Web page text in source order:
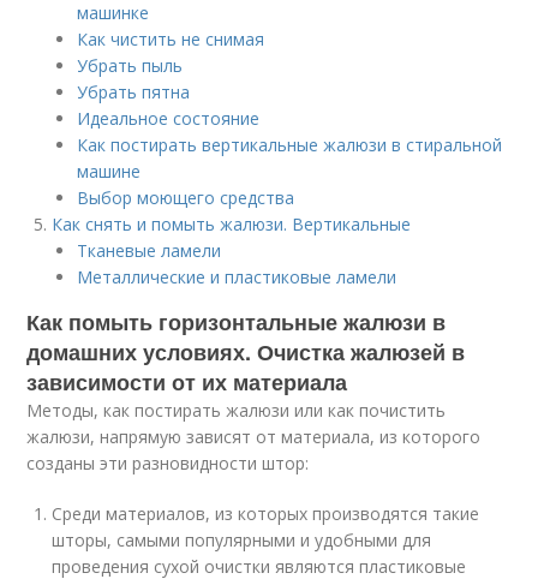
машинке
Как чистить не снимая
Убрать пыль
Убрать пятна
Идеальное состояние
Как постирать вертикальные жалюзи в стиральной
машине
Выбор моющего средства
Как снять и помыть жалюзи. Вертикальные
Тканевые ламели
Металлические и пластиковые ламели
Как помыть горизонтальные жалюзи в
домашних условиях. Очистка жалюзей в
зависимости от их материала
Методы, как постирать жалюзи или как почистить
жалюзи, напрямую зависят от материала, из которого
созданы эти разновидности штор:
Среди материалов, из которых производятся такие
шторы, самыми популярными и удобными для
проведения сухой очистки являются пластиковые